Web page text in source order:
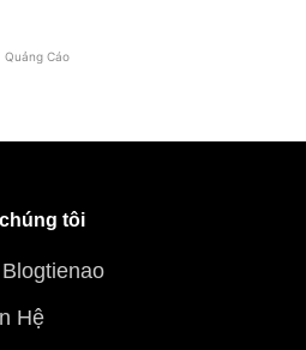
Quảng Cáo
tôi
Hệ